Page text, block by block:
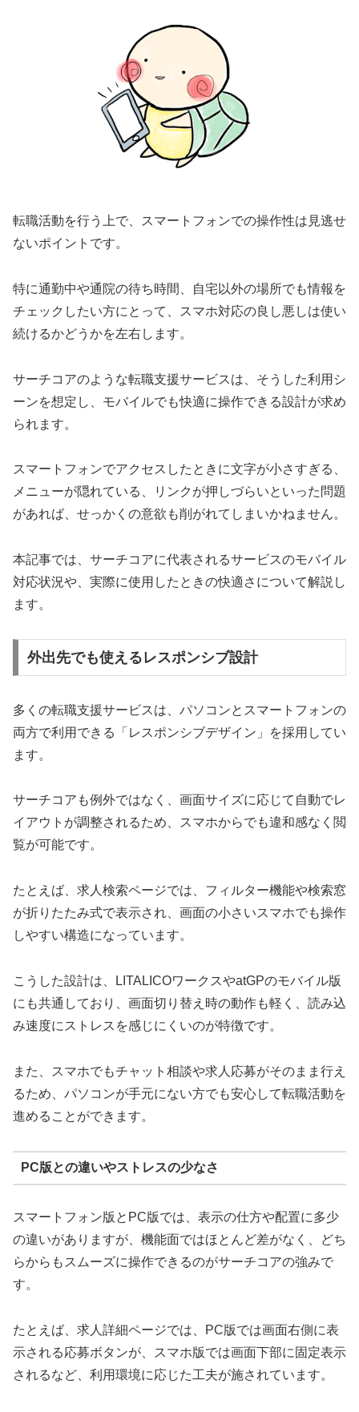
転職活動を行う上で、スマートフォンでの操作性は見逃せ
ないポイントです。
特に通勤中や通院の待ち時間、自宅以外の場所でも情報を
チェックしたい方にとって、スマホ対応の良し悪しは使い
続けるかどうかを左右します。
サーチコアのような転職支援サービスは、そうした利用シ
ーンを想定し、モバイルでも快適に操作できる設計が求め
られます。
スマートフォンでアクセスしたときに文字が小さすぎる、
メニューが隠れている、リンクが押しづらいといった問題
があれば、せっかくの意欲も削がれてしまいかねません。
本記事では、サーチコアに代表されるサービスのモバイル
対応状況や、実際に使用したときの快適さについて解説し
ます。
外出先でも使えるレスポンシブ設計
多くの転職支援サービスは、パソコンとスマートフォンの
両方で利用できる「レスポンシブデザイン」を採用してい
ます。
サーチコアも例外ではなく、画面サイズに応じて自動でレ
イアウトが調整されるため、スマホからでも違和感なく閲
覧が可能です。
たとえば、求人検索ページでは、フィルター機能や検索窓
が折りたたみ式で表示され、画面の小さいスマホでも操作
しやすい構造になっています。
こうした設計は、LITALICOワークスやatGPのモバイル版
にも共通しており、画面切り替え時の動作も軽く、読み込
み速度にストレスを感じにくいのが特徴です。
また、スマホでもチャット相談や求人応募がそのまま行え
るため、パソコンが手元にない方でも安心して転職活動を
進めることができます。
PC版との違いやストレスの少なさ
スマートフォン版とPC版では、表示の仕方や配置に多少
の違いがありますが、機能面ではほとんど差がなく、どち
らからもスムーズに操作できるのがサーチコアの強みで
す。
たとえば、求人詳細ページでは、PC版では画面右側に表
示される応募ボタンが、スマホ版では画面下部に固定表示
されるなど、利用環境に応じた工夫が施されています。